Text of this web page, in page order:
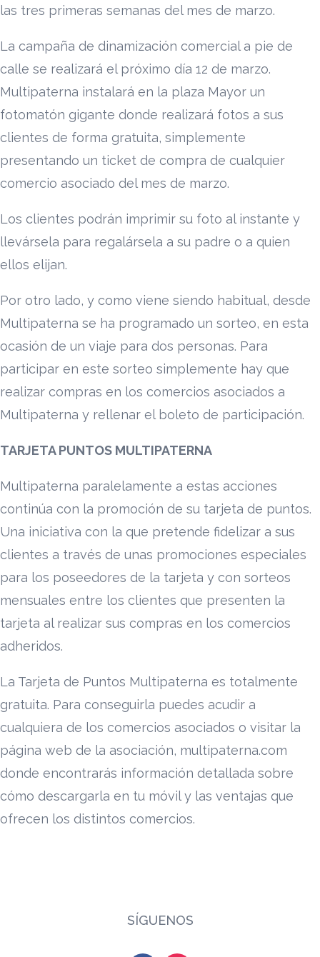
las tres primeras semanas del mes de marzo.
La campaña de dinamización comercial a pie de
calle se realizará el próximo día 12 de marzo.
Multipaterna instalará en la plaza Mayor un
fotomatón gigante donde realizará fotos a sus
clientes de forma gratuita, simplemente
presentando un ticket de compra de cualquier
comercio asociado del mes de marzo.
Los clientes podrán imprimir su foto al instante y
llevársela para regalársela a su padre o a quien
ellos elijan.
Por otro lado, y como viene siendo habitual, desde
Multipaterna se ha programado un sorteo, en esta
ocasión de un viaje para dos personas. Para
participar en este sorteo simplemente hay que
realizar compras en los comercios asociados a
Multipaterna y rellenar el boleto de participación.
TARJETA PUNTOS MULTIPATERNA
Multipaterna paralelamente a estas acciones
continúa con la promoción de su tarjeta de puntos.
Una iniciativa con la que pretende fidelizar a sus
clientes a través de unas promociones especiales
para los poseedores de la tarjeta y con sorteos
mensuales entre los clientes que presenten la
tarjeta al realizar sus compras en los comercios
adheridos.
La Tarjeta de Puntos Multipaterna es totalmente
gratuita. Para conseguirla puedes acudir a
cualquiera de los comercios asociados o visitar la
página web de la asociación, multipaterna.com
donde encontrarás información detallada sobre
cómo descargarla en tu móvil y las ventajas que
ofrecen los distintos comercios.
SÍGUENOS